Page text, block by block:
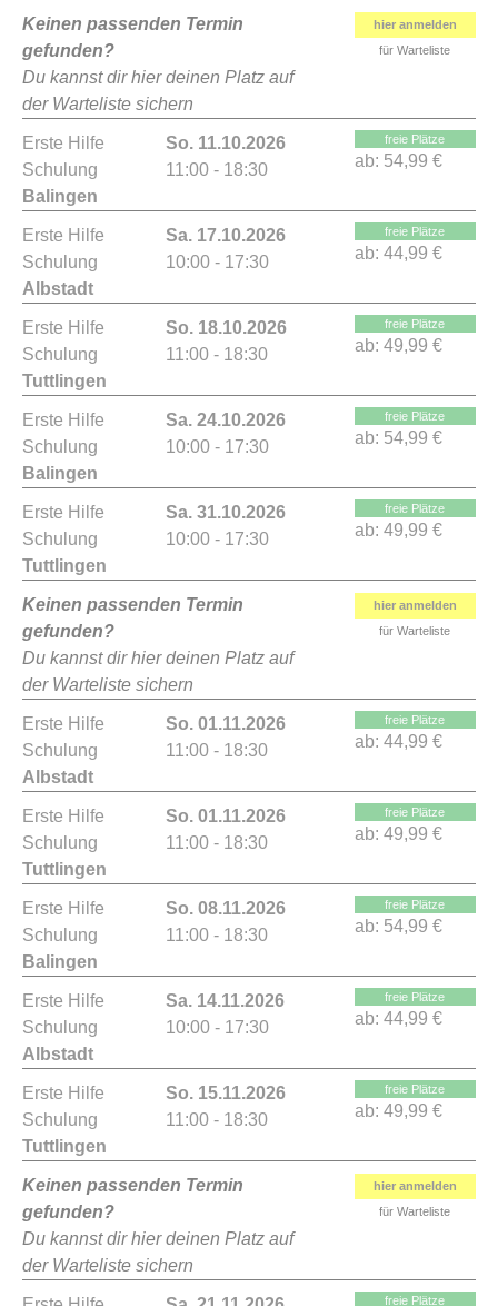
Keinen passenden Termin
gefunden?
Du kannst dir hier deinen Platz auf
der Warteliste sichern
hier anmelden
für Warteliste
Erste Hilfe
Schulung
Balingen
So. 11.10.2026
11:00 - 18:30
freie Plätze
ab: 54,99 €
Erste Hilfe
Schulung
Albstadt
Sa. 17.10.2026
10:00 - 17:30
freie Plätze
ab: 44,99 €
Erste Hilfe
Schulung
Tuttlingen
So. 18.10.2026
11:00 - 18:30
freie Plätze
ab: 49,99 €
Erste Hilfe
Schulung
Balingen
Sa. 24.10.2026
10:00 - 17:30
freie Plätze
ab: 54,99 €
Erste Hilfe
Schulung
Tuttlingen
Sa. 31.10.2026
10:00 - 17:30
freie Plätze
ab: 49,99 €
Keinen passenden Termin
gefunden?
Du kannst dir hier deinen Platz auf
der Warteliste sichern
hier anmelden
für Warteliste
Erste Hilfe
Schulung
Albstadt
So. 01.11.2026
11:00 - 18:30
freie Plätze
ab: 44,99 €
Erste Hilfe
Schulung
Tuttlingen
So. 01.11.2026
11:00 - 18:30
freie Plätze
ab: 49,99 €
Erste Hilfe
Schulung
Balingen
So. 08.11.2026
11:00 - 18:30
freie Plätze
ab: 54,99 €
Erste Hilfe
Schulung
Albstadt
Sa. 14.11.2026
10:00 - 17:30
freie Plätze
ab: 44,99 €
Erste Hilfe
Schulung
Tuttlingen
So. 15.11.2026
11:00 - 18:30
freie Plätze
ab: 49,99 €
Keinen passenden Termin
gefunden?
Du kannst dir hier deinen Platz auf
der Warteliste sichern
hier anmelden
für Warteliste
freie Plätze